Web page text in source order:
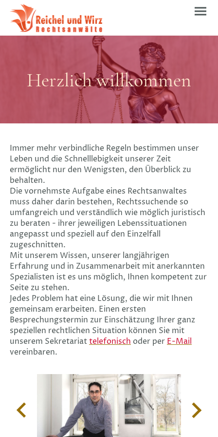
Herzlich willkommen
Immer mehr verbindliche Regeln bestimmen unser
Leben und die Schnelllebigkeit unserer Zeit
ermöglicht nur den Wenigsten, den Überblick zu
behalten.
Die vornehmste Aufgabe eines Rechtsanwaltes
muss daher darin bestehen, Rechtssuchende so
umfangreich und verständlich wie möglich juristisch
zu beraten - ihrer jeweiligen Lebenssituationen
angepasst und speziell auf den Einzelfall
zugeschnitten.
Mit unserem Wissen, unserer langjährigen
Erfahrung und in Zusammenarbeit mit anerkannten
Spezialisten ist es uns möglich, Ihnen kompetent zur
Seite zu stehen.
Jedes Problem hat eine Lösung, die wir mit Ihnen
gemeinsam erarbeiten. Einen ersten
Besprechungstermin zur Einschätzung Ihrer ganz
speziellen rechtlichen Situation können Sie mit
unserem Sekretariattelefonisch oder per E-Mail
vereinbaren.